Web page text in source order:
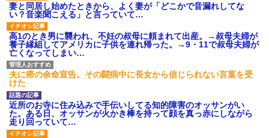
妻と同居し始めたときから、よく妻が「どこかで音漏れしてな
い？音楽聞こえる」と言っていて…
高1のとき男に襲われ、不妊の叔母に頼まれて出産。→叔母夫婦が
養子縁組してアメリカに子供を連れ帰った。→9・11で叔母夫婦が
亡くなってしまい…
夫に癌の余命宣告。その闘病中に長女から信じられない言葉を受
けた
近所のお寺に住み込みで手伝いしてる知的障害のオッサンがい
た。ある日、オッサンが火かき棒を持って顔を真っ赤にしながら
走り回っていて…